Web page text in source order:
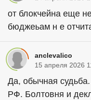
от блокчейна еще
бюджеьам н е
anclevalico
15 апреля 2026
Да, обычная судьба.
РФ. Болтовня и